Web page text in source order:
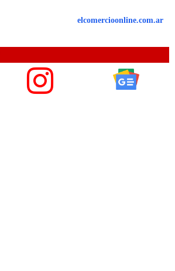
elcomercioonline.com.ar